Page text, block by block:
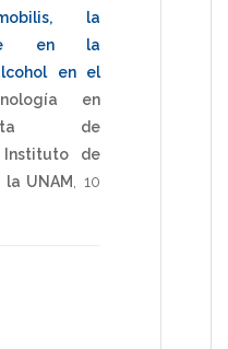
la
en la
en el
en
de
de
UNAM
10